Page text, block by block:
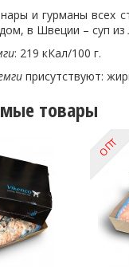
и гурманы всех
в Швеции – суп из
: 219 кКал/100 г.
присутствуют:
товары
ОПТ